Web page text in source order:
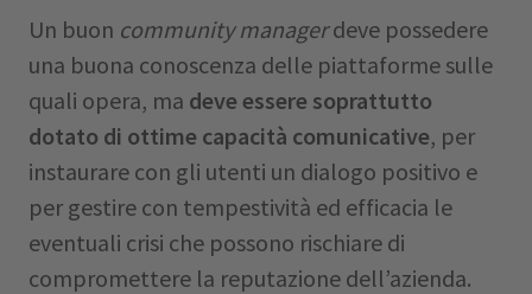
Un buon community managerdeve possedere
una buona conoscenza delle piattaforme sulle
quali opera, ma deve essere soprattutto
dotato di ottime capacità comunicative, per
instaurare con gli utenti un dialogo positivo e
per gestire con tempestività ed efficacia le
eventuali crisi che possono rischiare di
compromettere la reputazione dell’azienda.